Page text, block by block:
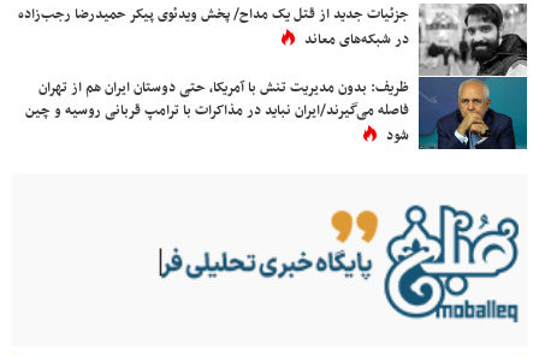
جزئیات جدید از قتل یک مداح/ پخش ویدئوی پیکر حمیدرضا رجب‌زاده
در شبکه‌های معاند
ظریف: بدون مدیریت تنش با آمریکا، حتی دوستان ایران هم از تهران
فاصله می‌گیرند/ایران نباید در مذاکرات با ترامپ قربانی روسیه و چین
شود